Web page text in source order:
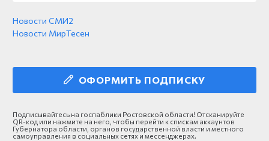
Новости СМИ2
Новости МирТесен
ОФОРМИТЬ ПОДПИСКУ
Подписывайтесь на госпаблики Ростовской области! Отсканируйте
QR-код или нажмите на него, чтобы перейти к спискам аккаунтов
Губернатора области, органов государственной власти и местного
самоуправления в социальных сетях и мессенджерах.